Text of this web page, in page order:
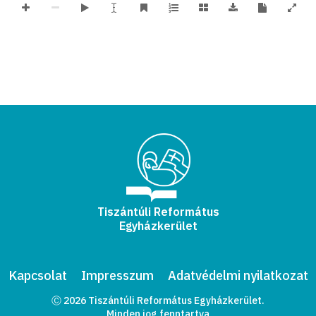
Tiszántúli Református
Egyházkerület
Kapcsolat Impresszum Adatvédelmi nyilatkozat
Ⓒ 2026 Tiszántúli Református Egyházkerület.